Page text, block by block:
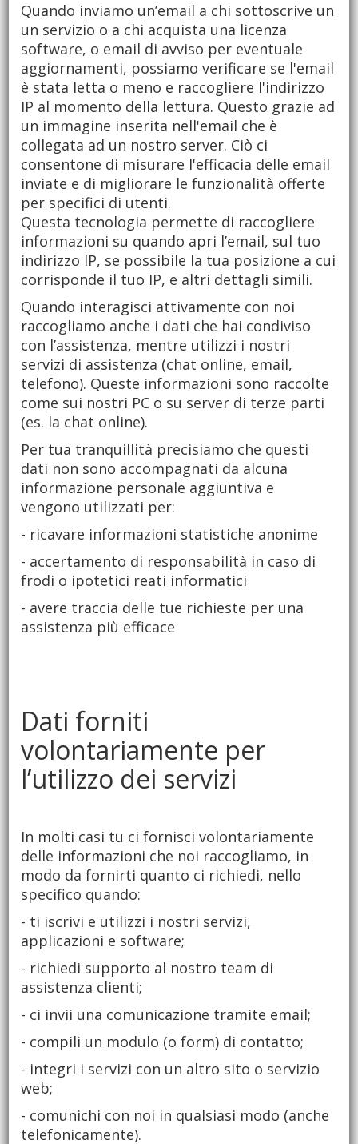
Quando inviamo un’email a chi sottoscrive un
un servizio o a chi acquista una licenza
software, o email di avviso per eventuale
aggiornamenti, possiamo verificare se l'email
è stata letta o meno e raccogliere l'indirizzo
IP al momento della lettura. Questo grazie ad
un immagine inserita nell'email che è
collegata ad un nostro server. Ciò ci
consentone di misurare l'efficacia delle email
inviate e di migliorare le funzionalità offerte
per specifici di utenti.
Questa tecnologia permette di raccogliere
informazioni su quando apri l’email, sul tuo
indirizzo IP, se possibile la tua posizione a cui
corrisponde il tuo IP, e altri dettagli simili.
Quando interagisci attivamente con noi
raccogliamo anche i dati che hai condiviso
con l’assistenza, mentre utilizzi i nostri
servizi di assistenza (chat online, email,
telefono). Queste informazioni sono raccolte
come sui nostri PC o su server di terze parti
(es. la chat online).
Per tua tranquillità precisiamo che questi
dati non sono accompagnati da alcuna
informazione personale aggiuntiva e
vengono utilizzati per:
- ricavare informazioni statistiche anonime
- accertamento di responsabilità in caso di
frodi o ipotetici reati informatici
- avere traccia delle tue richieste per una
assistenza più efficace
Dati forniti
volontariamente per
l’utilizzo dei servizi
In molti casi tu ci fornisci volontariamente
delle informazioni che noi raccogliamo, in
modo da fornirti quanto ci richiedi, nello
specifico quando:
- ti iscrivi e utilizzi i nostri servizi,
applicazioni e software;
- richiedi supporto al nostro team di
assistenza clienti;
- ci invii una comunicazione tramite email;
- compili un modulo (o form) di contatto;
- integri i servizi con un altro sito o servizio
web;
- comunichi con noi in qualsiasi modo (anche
telefonicamente).